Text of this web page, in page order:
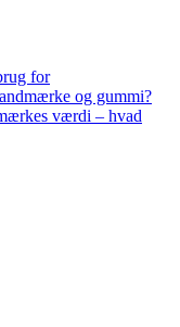
for
og gummi?
værdi – hvad